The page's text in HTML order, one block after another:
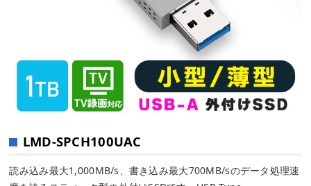
LMD-SPCH100UAC
読み込み最大1,000MB/s、書き込み最大700MB/sのデータ処理速